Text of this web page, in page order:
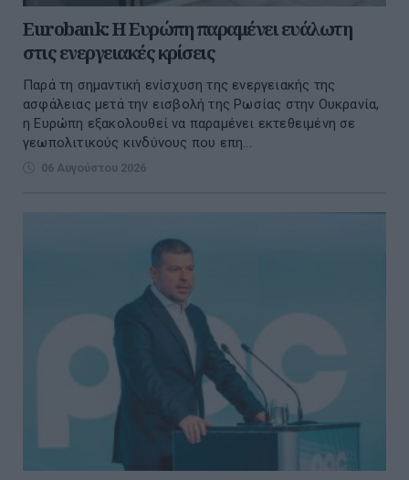
Eurobank: Η Ευρώπη παραμένει ευάλωτη
στις ενεργειακές κρίσεις
Παρά τη σημαντική ενίσχυση της ενεργειακής της
ασφάλειας μετά την εισβολή της Ρωσίας στην Ουκρανία,
η Ευρώπη εξακολουθεί να παραμένει εκτεθειμένη σε
γεωπολιτικούς κινδύνους που επη...
06 Αυγούστου 2026